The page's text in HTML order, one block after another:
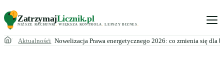
ZatrzymajLicznik.pl
NIŻSZE RACHUNKI. WIĘKSZA KONTROLA LEPSZY BIZNES
Aktualności Nowelizacja Prawa energetycznego 2026: co zmienia się dla